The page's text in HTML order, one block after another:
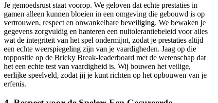
Je gemoedsrust staat voorop. We geloven dat echte prestaties in
gamen alleen kunnen bloeien in een omgeving die gebouwd is op
vertrouwen, respect en onwankelbare beveiliging. We bewaken je
gegevens zorgvuldig en hanteren een nultolerantiebeleid voor alles
wat de integriteit van het spel ondermijnt, zodat je prestaties altijd
een echte weerspiegeling zijn van je vaardigheden. Jaag op die
toppositie op de Bricky Break-leaderboard met de wetenschap dat
het een echte test van vaardigheid is. Wij bouwen het veilige,
eerlijke speelveld, zodat jij je kunt richten op het opbouwen van je
erfenis.